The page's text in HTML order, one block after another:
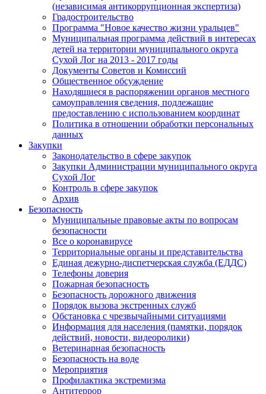
(независимая антикоррупционная экспертиза)
Градостроительство
Программа "Новое качество жизни уральцев"
Муниципальная программа действий в интересах
детей на территории муниципального округа
Сухой Лог на 2013 - 2017 годы
Документы Советов и Комиссий
Общественное обсуждение
Находящиеся в распоряжении органов местного
самоуправления сведения, подлежащие
предоставлению с использованием координат
Политика в отношении обработки персональных
данных
Закупки
Законодательство в сфере закупок
Закупки Администрации муниципального округа
Сухой Лог
Контроль в сфере закупок
Архив
Безопасность
Муниципальные правовые акты по вопросам
безопасности
Все о коронавирусе
Территориальные органы и представительства
Единая дежурно-диспетчерская служба (ЕДДС)
Телефоны доверия
Пожарная безопасность
Безопасность дорожного движения
Порядок вызова экстренных служб
Обстановка с чрезвычайными ситуациями
Информация для населения (памятки, порядок
действий, новости, видеоролики)
Ветеринарная безопасность
Безопасность на воде
Мероприятия
Профилактика экстремизма
Антитеррор